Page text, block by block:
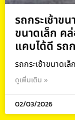
รถกระเช้าข
ขนาดเล็ก ค
แคบได้ดี รถ
รถกระเช้าขนาดเ
ดูเพิ่มเติม »
02/03/2026